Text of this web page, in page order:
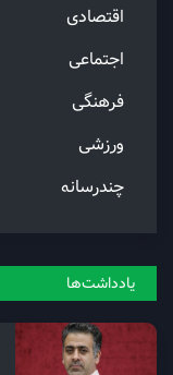
اقتصادی
اجتماعی
فرهنگی
ورزشی
چندرسانه
یادداشت‌ها